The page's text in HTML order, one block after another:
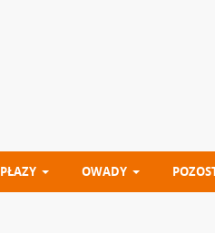
PŁAZY OWADY